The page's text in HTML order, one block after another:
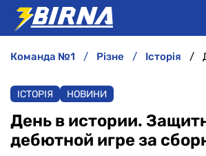
АНАЛІТИКА
ІНТЕРВ'Ю
команда №1 різне історія
ІСТОРІЯ НОВИНИ
День в истории.
дебютной игре за